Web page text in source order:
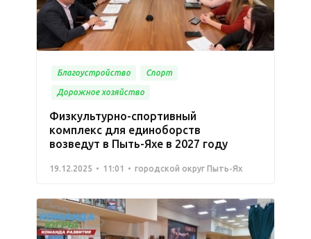
Благоустройство Спорт
Дорожное хозяйство
Физкультурно-спортивный
комплекс для единоборств
возведут в Пыть-Яхе в 2027 году
19.12.2025 11:01 городской округ Пыть-Ях